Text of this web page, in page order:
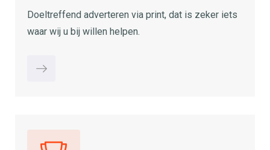
Doeltreffend adverteren via print, dat is zeker iets
waar wij u bij willen helpen.